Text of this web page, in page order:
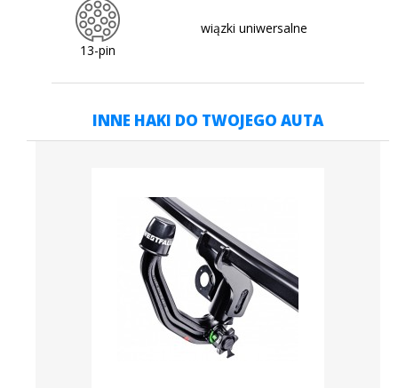
13-pin
wiązki uniwersalne
INNE HAKI DO TWOJEGO AUTA